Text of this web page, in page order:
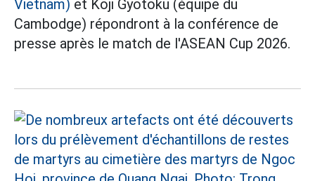
Vietnam) et Koji Gyotoku (équipe du
Cambodge) répondront à la conférence de
presse après le match de l'ASEAN Cup 2026.